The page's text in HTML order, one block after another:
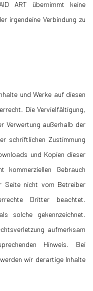
ART übernimmt keine
irgendeine Verbindung zu
und Werke auf diesen
Die Vervielfältigung,
Verwertung außerhalb der
schriftlichen Zustimmung
und Kopien dieser
Gebrauch
Seite nicht vom Betreiber
Dritter beachtet.
solche gekennzeichnet.
aufmerksam
Hinweis. Bei
wir derartige Inhalte